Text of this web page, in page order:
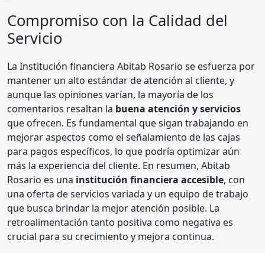
Compromiso con la Calidad del
Servicio
La Institución financiera Abitab Rosario se esfuerza por
mantener un alto estándar de atención al cliente, y
aunque las opiniones varían, la mayoría de los
comentarios resaltan la buena atención y servicios
que ofrecen. Es fundamental que sigan trabajando en
mejorar aspectos como el señalamiento de las cajas
para pagos específicos, lo que podría optimizar aún
más la experiencia del cliente. En resumen, Abitab
Rosario es una institución financiera accesible, con
una oferta de servicios variada y un equipo de trabajo
que busca brindar la mejor atención posible. La
retroalimentación tanto positiva como negativa es
crucial para su crecimiento y mejora continua.